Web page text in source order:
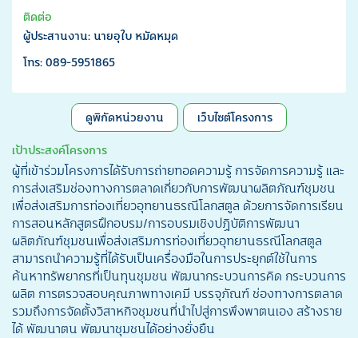
ติดต่อ
ผู้ประสานงาน: นายอุใบ หมัดหมุด
โทร: 089-5951865
ดูพิกัดหน่วยงาน
เว็บไซต์โครงการ
เป้าประสงค์โครงการ
ผู้ที่เข้าร่วมโครงการได้รับการถ่ายทอดความรู้ การจัดการความรู้ และ
การส่งเสริมช่องทางการตลาดเกี่ยวกับการพัฒนาผลิตภัณฑ์ชุมชน
เพื่อส่งเสริมการท่องเที่ยวอุทยานธรณีโลกสตูล ด้วยการจัดการเรียน
การสอนหลักสูตรฝึกอบรม/การอบรมเชิงปฏิบัติการพัฒนา
ผลิตภัณฑ์ชุมชนเพื่อส่งเสริมการท่องเที่ยวอุทยานธรณีโลกสตูล
สามารถนำความรู้ที่ได้รับเป็นเครื่องมือในการประยุกต์ใช้ในการ
ค้นหาทรัพยากรที่เป็นทุนชุมชน พัฒนากระบวนการคิด กระบวนการ
ผลิต การตรวจสอบคุณภาพทางเคมี บรรจุภัณฑ์ ช่องทางการตลาด
รวมถึงการจัดตั้งวิสาหกิจชุมชนที่นำไปสู่การพึงพาตนเอง สร้างราย
ได้ พัฒนาตน พัฒนาชุมชนได้อย่างยั่งยืน